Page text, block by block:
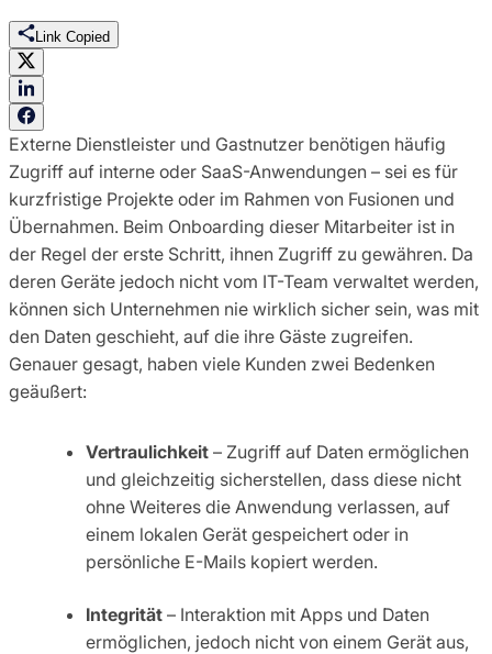
Link Copied
Externe Dienstleister und Gastnutzer benötigen häufig
Zugriff auf interne oder SaaS-Anwendungen – sei es für
kurzfristige Projekte oder im Rahmen von Fusionen und
Übernahmen. Beim Onboarding dieser Mitarbeiter ist in
der Regel der erste Schritt, ihnen Zugriff zu gewähren. Da
deren Geräte jedoch nicht vom IT-Team verwaltet werden,
können sich Unternehmen nie wirklich sicher sein, was mit
den Daten geschieht, auf die ihre Gäste zugreifen.
Genauer gesagt, haben viele Kunden zwei Bedenken
geäußert:
Vertraulichkeit – Zugriff auf Daten ermöglichen
und gleichzeitig sicherstellen, dass diese nicht
ohne Weiteres die Anwendung verlassen, auf
einem lokalen Gerät gespeichert oder in
persönliche E-Mails kopiert werden.
Integrität – Interaktion mit Apps und Daten
ermöglichen, jedoch nicht von einem Gerät aus,